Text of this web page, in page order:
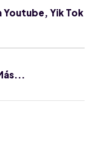
Youtube, Yik Tok